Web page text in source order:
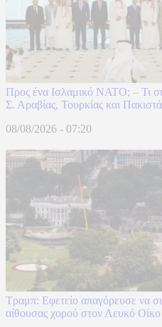
Προς ένα Ισλαμικό ΝΑΤΟ; – Τι
Σ. Αραβίας, Τουρκίας και
08/08/2026 - 07:20
Τραμπ: Εφετείο απαγόρευσε να
αίθουσας χορού στον Λευκό Οίκο